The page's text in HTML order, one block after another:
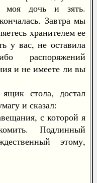
дочь и зять.
Завтра мы
хранителем ее
у вас, не оставила
распоряжений
и не имеете ли вы
стола, достал
и сказал:
с которой я
Подлинный
этому,